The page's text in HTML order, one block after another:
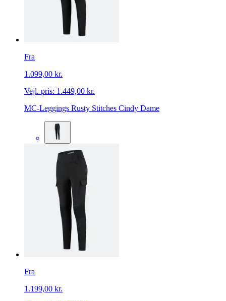
Fra
1.099,00 kr.
Vejl. pris: 1.449,00 kr.
MC-Leggings Rusty Stitches Cindy Dame
Fra
1.199,00 kr.